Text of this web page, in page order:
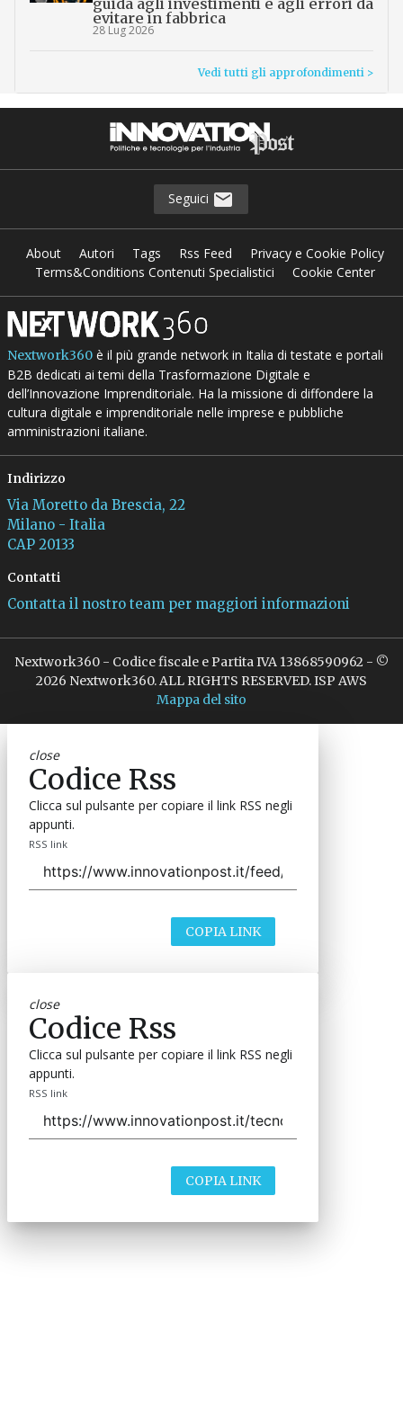
guida agli investimenti e agli errori da
evitare in fabbrica
28 Lug 2026
Vedi tutti gli approfondimenti >
Seguici
About Autori Tags Rss Feed
Privacy e Cookie Policy
Terms&Conditions Contenuti Specialistici
Cookie Center
Nextwork360è il più grande network in Italia di testate e portali
B2B dedicati ai temi della Trasformazione Digitale e
dell’Innovazione Imprenditoriale. Ha la missione di diffondere la
cultura digitale e imprenditoriale nelle imprese e pubbliche
amministrazioni italiane.
Indirizzo
Via Moretto da Brescia, 22
Milano - Italia
CAP 20133
Contatti
Contatta il nostro team per maggiori informazioni
Nextwork360 - Codice fiscale e Partita IVA 13868590962 - ©
2026 Nextwork360. ALL RIGHTS RESERVED. ISP AWS
Mappa del sito
close
Codice Rss
Clicca sul pulsante per copiare il link RSS negli
appunti.
RSS link
COPIA LINK
close
Codice Rss
Clicca sul pulsante per copiare il link RSS negli
appunti.
RSS link
COPIA LINK